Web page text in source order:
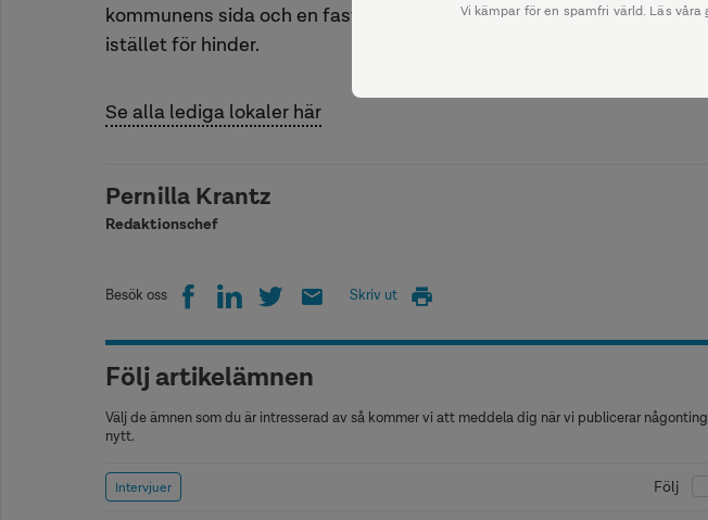
kommunens sida och en fastighetsutvecklare som ser möjligheter
istället för hinder.
Se alla lediga lokaler här
Pernilla Krantz
Redaktionschef
Besök oss Skriv ut
Följ artikelämnen
Välj de ämnen som du är intresserad av så kommer vi att meddela dig när vi publicerar någonting
nytt.
Intervjuer Följ